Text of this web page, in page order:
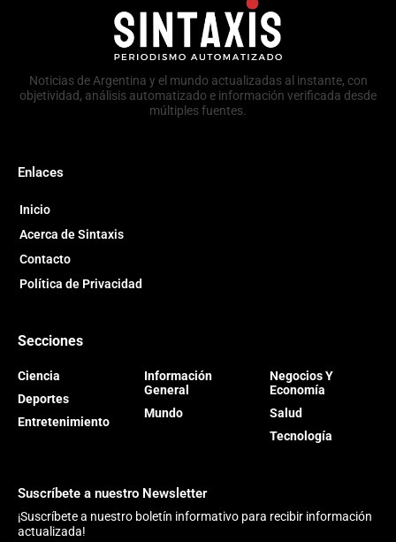
Noticias de Argentina y el mundo actualizadas al instante, con
objetividad, análisis automatizado e información verificada desde
múltiples fuentes.
Enlaces
Inicio
Acerca de Sintaxis
Contacto
Política de Privacidad
Secciones
Ciencia
Deportes
Entretenimiento
Información
General
Mundo
Negocios Y
Economía
Salud
Tecnología
Suscríbete a nuestro Newsletter
¡Suscríbete a nuestro boletín informativo para recibir información
actualizada!